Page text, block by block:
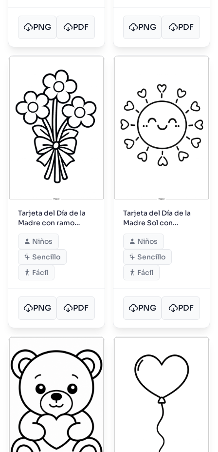
PNG PDF PNG PDF
Tarjeta del Día de la
Madre con ramo
sencillo
Niños
Sencillo
Fácil
PNG PDF
Tarjeta del Día de la
Madre Sol con
Corazones
Niños
Sencillo
Fácil
PNG PDF